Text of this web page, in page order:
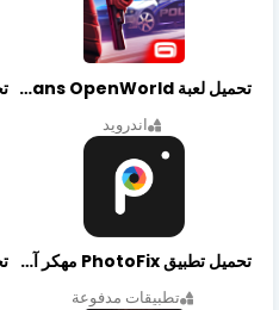
تحميل لعبة Gangstar New Orleans OpenWorld مهكرة أخر إصدار
اندرويد
تحميل تطبيق PhotoFix مهكر آخر إصدار
تطبيقات مدفوعة